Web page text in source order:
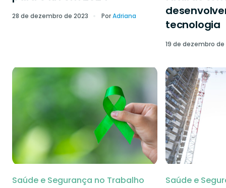
28 de dezembro de 2023 PorAdriana
tecnologia
19 de dezembro de
Saúde e Segurança no Trabalho Saúde e